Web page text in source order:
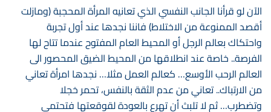
الآن لو قرأنا الجانب النفسي الذي تعانيه المرأة المحجبة (ومازلت
أقصد الممنوعة من الاختلاط) فاننا نجدها عند أول تجربة
واحتكاك بعالم الرجل أو المحيط العام المفتوح عندما تتاح لها
الفرصة.. خاصة عند انطلاقها من المحيط الضيق المحصور الى
العالم الرحب الأوسع… كعالم العمل مثلا… نجدها امرأة تعاني
من الارتباك.. تعاني من عدم الثقة بالنفس، تحمر خجلا
وتضطرب… ثم لا تلبث أن تهرع بالعودة لقوقعتها فتحتمي